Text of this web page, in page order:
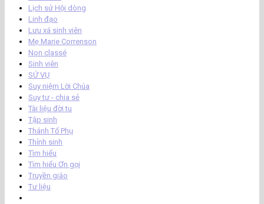
Lịch sử Hội dòng
Linh đạo
Lưu xá sinh viên
Mẹ Marie Correnson
Non classé
Sinh viên
SỨ VỤ
Suy niệm Lời Chúa
Suy tư - chia sẻ
Tài liệu đời tu
Tập sinh
Thánh Tổ Phụ
Thỉnh sinh
Tìm hiểu
Tìm hiểu Ơn gọi
Truyền giáo
Tư liệu